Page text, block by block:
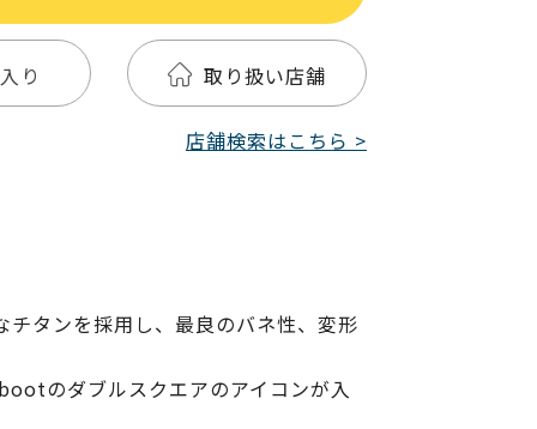
り 取り扱い店舗
店舗検索はこちら >
タンを採用し、最良のバネ性、変形
のダブルスクエアのアイコンが入